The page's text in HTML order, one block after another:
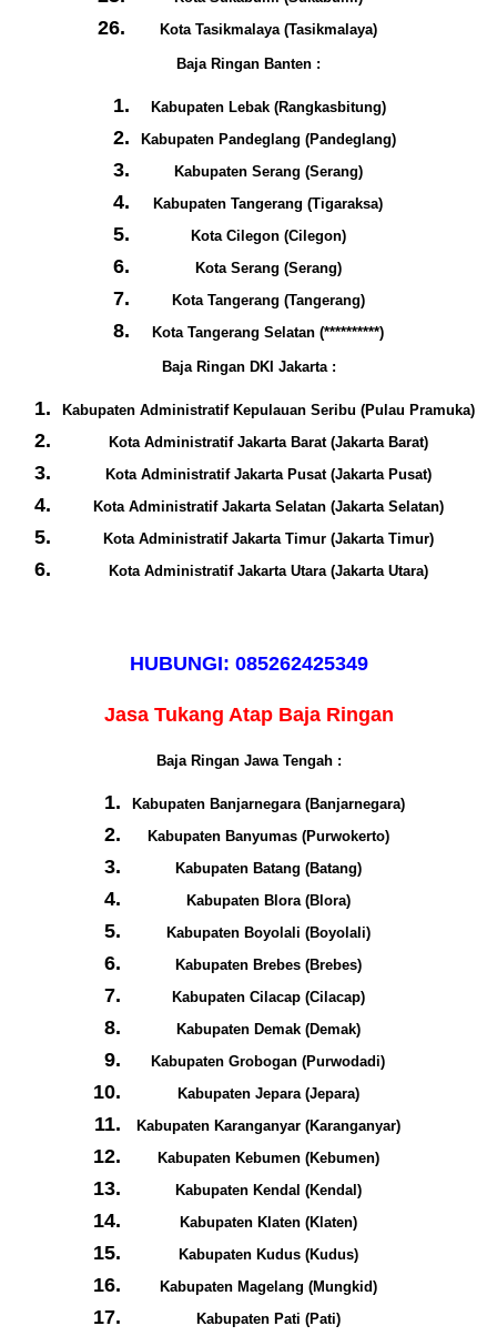
Kota Tasikmalaya (Tasikmalaya)
Baja Ringan Banten :
Kabupaten Lebak (Rangkasbitung)
Kabupaten Pandeglang (Pandeglang)
Kabupaten Serang (Serang)
Kabupaten Tangerang (Tigaraksa)
Kota Cilegon (Cilegon)
Kota Serang (Serang)
Kota Tangerang (Tangerang)
Kota Tangerang Selatan (**********)
Baja Ringan DKI Jakarta :
Kabupaten Administratif Kepulauan Seribu (Pulau Pramuka)
Kota Administratif Jakarta Barat (Jakarta Barat)
Kota Administratif Jakarta Pusat (Jakarta Pusat)
Kota Administratif Jakarta Selatan (Jakarta Selatan)
Kota Administratif Jakarta Timur (Jakarta Timur)
Kota Administratif Jakarta Utara (Jakarta Utara)
HUBUNGI: 085262425349
Jasa Tukang Atap Baja Ringan
Baja Ringan Jawa Tengah :
Kabupaten Banjarnegara (Banjarnegara)
Kabupaten Banyumas (Purwokerto)
Kabupaten Batang (Batang)
Kabupaten Blora (Blora)
Kabupaten Boyolali (Boyolali)
Kabupaten Brebes (Brebes)
Kabupaten Cilacap (Cilacap)
Kabupaten Demak (Demak)
Kabupaten Grobogan (Purwodadi)
Kabupaten Jepara (Jepara)
Kabupaten Karanganyar (Karanganyar)
Kabupaten Kebumen (Kebumen)
Kabupaten Kendal (Kendal)
Kabupaten Klaten (Klaten)
Kabupaten Kudus (Kudus)
Kabupaten Magelang (Mungkid)
Kabupaten Pati (Pati)